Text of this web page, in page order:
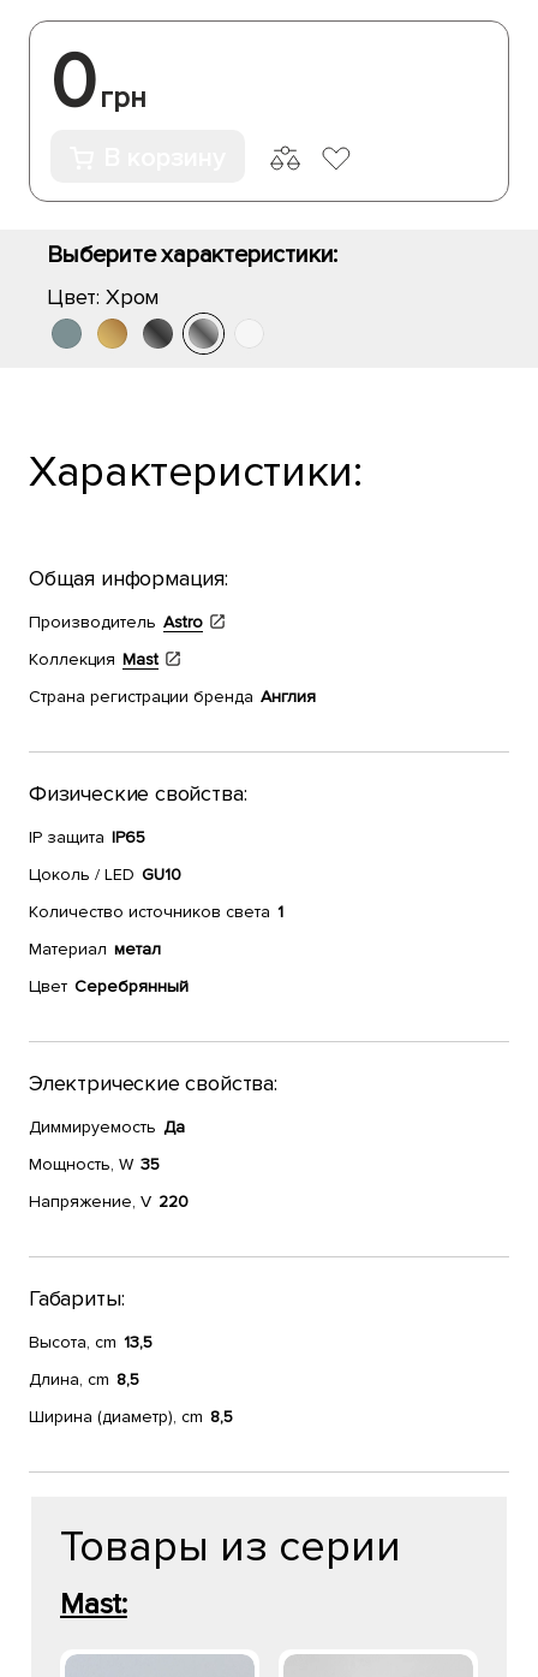
0грн
Выберите характеристики:
Цвет: Хром
Характеристики:
Общая информация:
Производитель Astro
Коллекция Mast
Страна регистрации бренда Англия
Физические свойства:
IP защита IP65
Цоколь / LED GU10
Количество источников света 1
Материал метал
Цвет Серебрянный
Электрические свойства:
Диммируемость Да
Мощность, W 35
Напряжение, V 220
Габариты:
Высота, cm 13,5
Длина, cm 8,5
Ширина (диаметр), cm 8,5
Товары из серии
Mast: